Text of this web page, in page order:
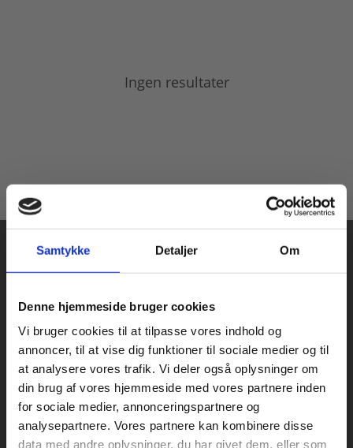
Samtykke Detaljer Om
Denne hjemmeside bruger cookies
Vi bruger cookies til at tilpasse vores indhold og
annoncer, til at vise dig funktioner til sociale medier og til
at analysere vores trafik. Vi deler også oplysninger om
din brug af vores hjemmeside med vores partnere inden
for sociale medier, annonceringspartnere og
analysepartnere. Vores partnere kan kombinere disse
data med andre oplysninger, du har givet dem, eller som
Ingen resultater
Praxis Forlag A/S
CVR 41280921
København
Vognmagergade 7, 5. sal
1120 København K
Køb læremidler og find masterclasses mm.
Fortsæt som:
For privatkunder og
studerende. Du får
For institutioner og
virksomheder. Du